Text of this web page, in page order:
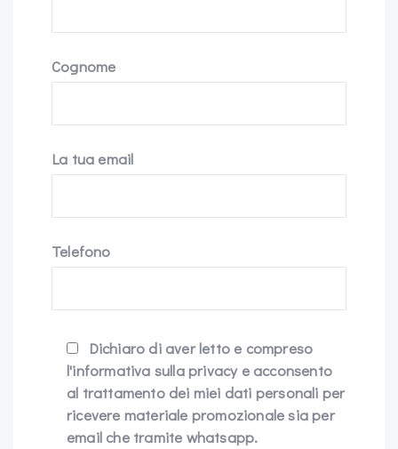
Cognome
La tua email
Telefono
Dichiaro di aver letto e compreso
l'informativa sulla privacy e acconsento
al trattamento dei miei dati personali per
ricevere materiale promozionale sia per
email che tramite whatsapp.